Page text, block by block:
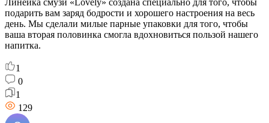
подарить вам заряд бодрости и хорошего настроения на весь
день. Мы сделали милые парные упаковки для того, чтобы
ваша вторая половинка смогла вдохновиться пользой нашего
напитка.
1
0
1
129